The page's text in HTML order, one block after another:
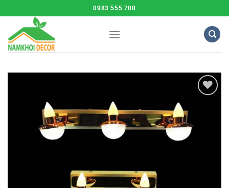
to
content
0983 555 708